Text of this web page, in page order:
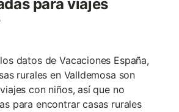
para viajes
datos de Vacaciones España,
rurales en Valldemosa son
con niños, así que no
para encontrar casas rurales